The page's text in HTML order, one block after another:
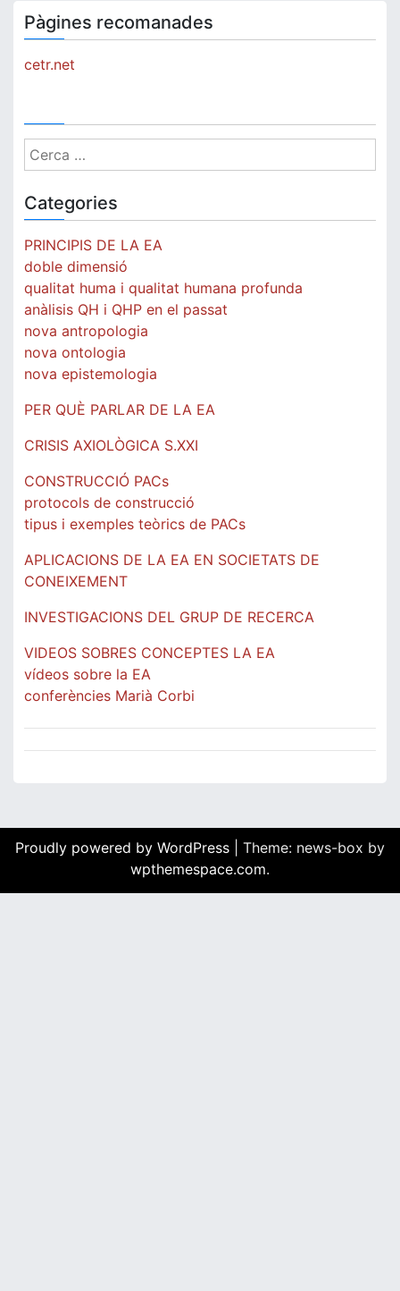
Pàgines recomanades
cetr.net
Cerca:
Categories
PRINCIPIS DE LA EA
doble dimensió
qualitat huma i qualitat humana profunda
anàlisis QH i QHP en el passat
nova antropologia
nova ontologia
nova epistemologia
PER QUÈ PARLAR DE LA EA
CRISIS AXIOLÒGICA S.XXI
CONSTRUCCIÓ PACs
protocols de construcció
tipus i exemples teòrics de PACs
APLICACIONS DE LA EA EN SOCIETATS DE
CONEIXEMENT
INVESTIGACIONS DEL GRUP DE RECERCA
VIDEOS SOBRES CONCEPTES LA EA
vídeos sobre la EA
conferències Marià Corbi
Proudly powered by WordPress
Theme: news-box by
wpthemespace.com.